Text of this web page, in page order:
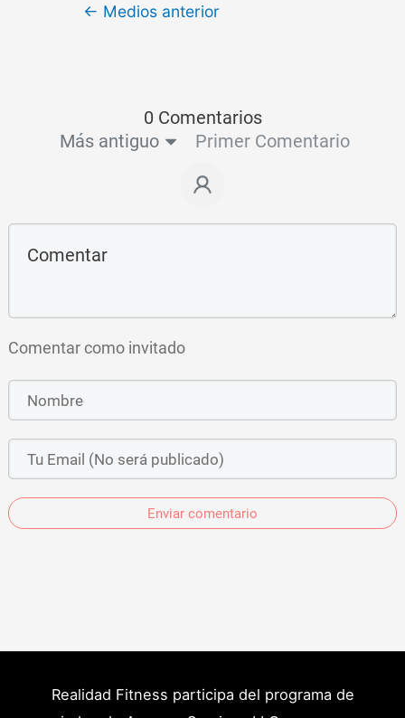
← Medios anterior
0 Comentarios
Más antiguo
Primer Comentario
Comentar como invitado
Enviar comentario
Realidad Fitness participa del programa de